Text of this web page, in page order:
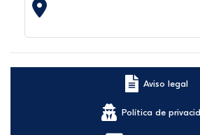
Aviso legal
Política de